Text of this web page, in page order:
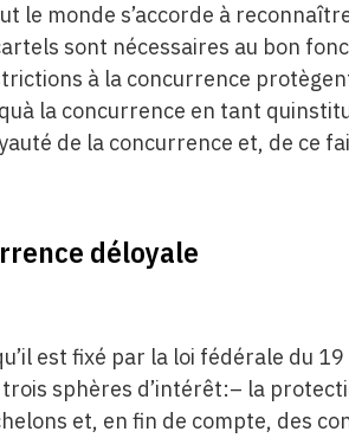
le monde s’accorde à
sont nécessaires au bon
à la concurrence
la concurrence en tant
de la concurrence et, de ce
déloyale
est fixé par la loi fédérale du
trois sphères d’intérêt:– la
et, en fin de compte, des